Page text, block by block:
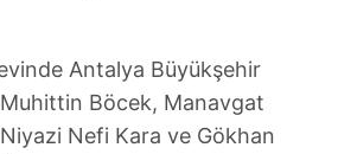
Korunması Kanunu uyarınca
kullanılan çerezlerle ilgili bilgi
.
Antalya Büyükşehir
Muhittin Böcek, Manavgat
Nefi Kara ve Gökhan